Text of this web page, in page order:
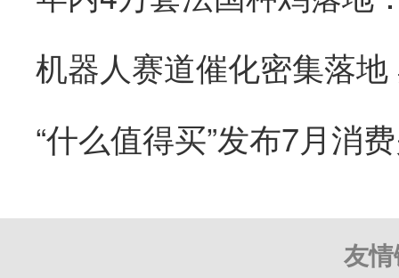
“什么值得买”发布7月消
友